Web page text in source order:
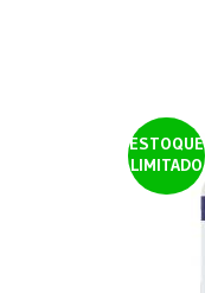
ESTOQUE
LIMITADO